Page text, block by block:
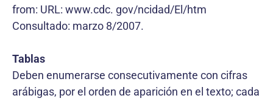
from: URL: www.cdc. gov/ncidad/El/htm
Consultado: marzo 8/2007.
Tablas
Deben enumerarse consecutivamente con cifras
arábigas, por el orden de aparición en el texto; cada